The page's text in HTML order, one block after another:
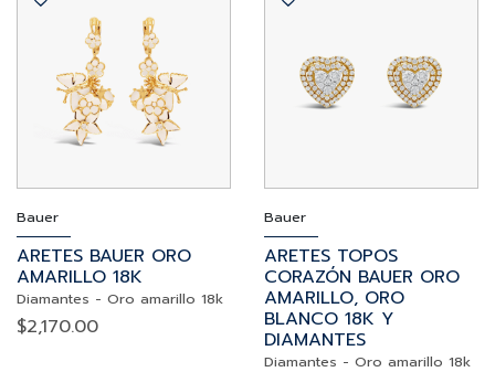
Bauer
ARETES BAUER ORO
AMARILLO 18K
Diamantes - Oro amarillo 18k
$2,170.00
Bauer
ARETES TOPOS
CORAZÓN BAUER ORO
AMARILLO, ORO
BLANCO 18K Y
DIAMANTES
Diamantes - Oro amarillo 18k